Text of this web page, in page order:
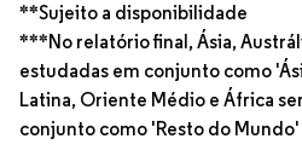
**Sujeito a disponibilidade
***No relatório final, Ásia,
estudadas em conjunto como
Latina, Oriente Médio e África
conjunto como 'Resto do Mundo'